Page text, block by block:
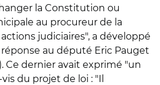
la Constitution ou
au procureur de la
judiciaires", a développé
au député Eric Pauget
Ce dernier avait exprimé "un
du projet de loi : "Il